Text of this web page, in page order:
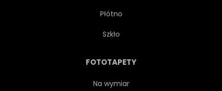
Płótno
Szkło
FOTOTAPETY
Na wymiar